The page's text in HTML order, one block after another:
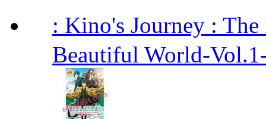
: Kino's Journey :
Beautiful World-